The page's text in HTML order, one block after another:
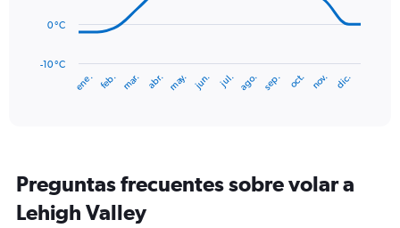
The
has
14
categories.
The
ene. feb. mar. abr. may. jun. jul. ago. sep. oct. nov. dic.
-10 °C
0 °C
Preguntas frecuentes sobre volar a
Lehigh Valley